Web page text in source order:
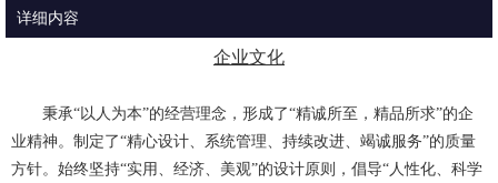
详细内容
企业文化
秉承“以人为本”的经营理念，形成了“精诚所至，精品所求”的企
业精神。制定了“精心设计、系统管理、持续改进、竭诚服务”的质量
方针。始终坚持“实用、经济、美观”的设计原则，倡导“人性化、科学